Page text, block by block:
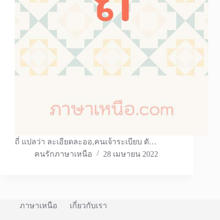
ถี่ แปลว่า ละเอียดละออ,คนเจ้าระเบียบ ตั…
คนรักภาษาเหนือ
28 เมษายน 2022
ภาษาเหนือ เกี่ยวกับเรา